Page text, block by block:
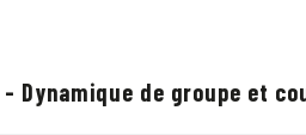
- Dynamique de groupe et